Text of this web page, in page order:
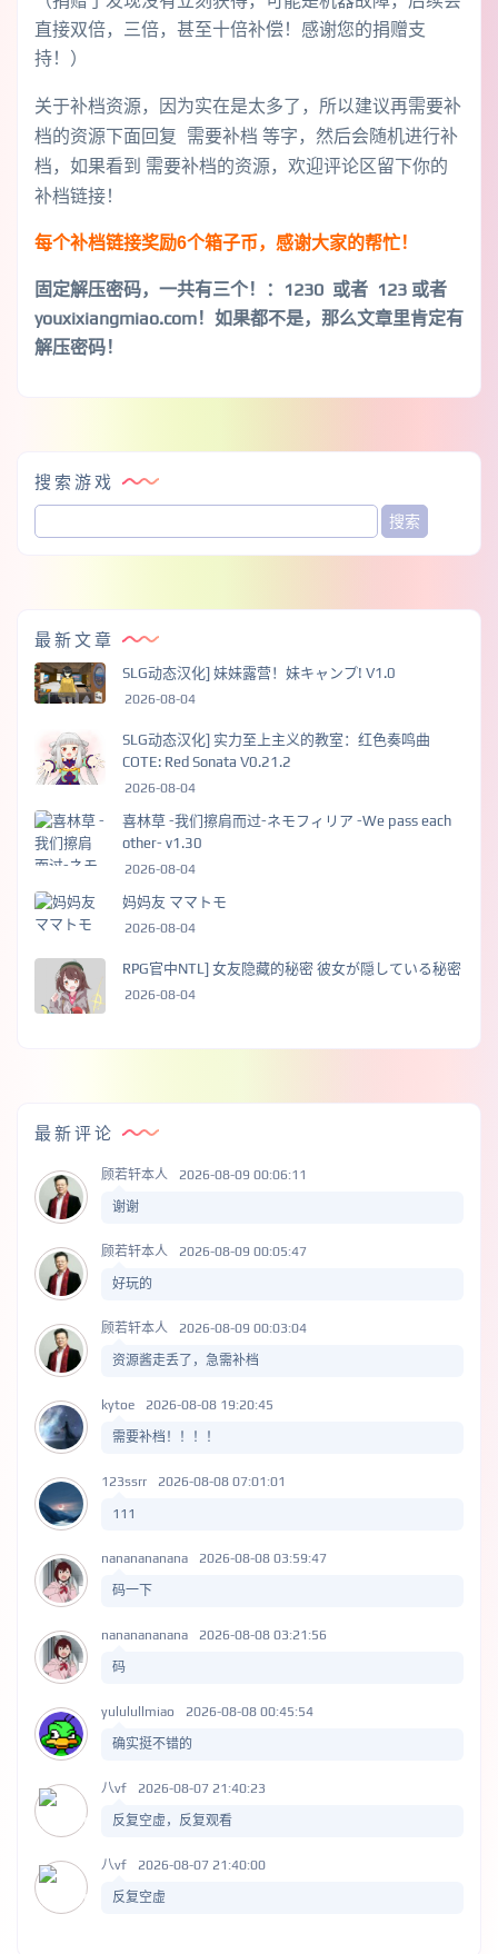
直接双倍，三倍，甚至十倍补偿！感谢您的捐赠支
持！）
关于补档资源，因为实在是太多了，所以建议再需要补
档的资源下面回复 需要补档 等字，然后会随机进行补
档，如果看到 需要补档的资源，欢迎评论区留下你的
补档链接！
每个补档链接奖励6个箱子币，感谢大家的帮忙！
固定解压密码，一共有三个！
：1230 或者 123 或者
youxixiangmiao.com！如果都不是，那么文章里肯定有
解压密码！
搜索游戏
最新文章
SLG动态汉化] 妹妹露营！妹キャンプ! V1.0
2026-08-04
SLG动态汉化] 实力至上主义的教室：红色奏鸣曲
COTE: Red Sonata V0.21.2
2026-08-04
喜林草 -我们擦肩而过-ネモフィリア -We pass each
other- v1.30
2026-08-04
妈妈友 ママトモ
2026-08-04
RPG官中NTL] 女友隐藏的秘密 彼女が隠している秘密
2026-08-04
最新评论
顾若轩本人 2026-08-09 00:06:11
谢谢
顾若轩本人 2026-08-09 00:05:47
好玩的
顾若轩本人 2026-08-09 00:03:04
资源酱走丢了，急需补档
kytoe 2026-08-08 19:20:45
需要补档！！！！
123ssrr 2026-08-08 07:01:01
111
nananananana 2026-08-08 03:59:47
码一下
nananananana 2026-08-08 03:21:56
码
yululullmiao 2026-08-08 00:45:54
确实挺不错的
八vf 2026-08-07 21:40:23
反复空虚，反复观看
八vf 2026-08-07 21:40:00
反复空虚